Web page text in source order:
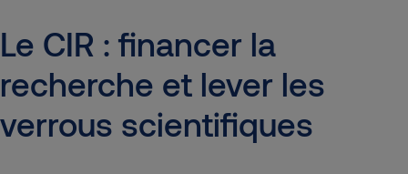
Le CIR : financer la
recherche et lever les
verrous scientifiques